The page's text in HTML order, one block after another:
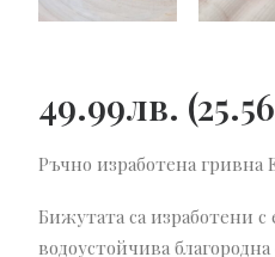
49.99лв. (25.56
Ръчно изработена гривна
Бижутата са изработени
водоустойчива